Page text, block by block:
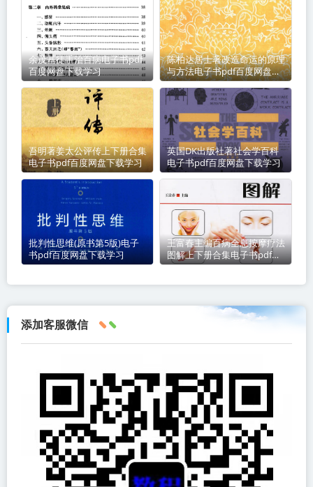
余茂基徒手治百病电子书pdf
百度网盘下载学习
陈柏达居士著改造命运的原理
与方法电子书pdf百度网盘下
载学习
吾明著姜太公评传上下册合集
电子书pdf百度网盘下载学习
英国DK出版社著社会学百科
电子书pdf百度网盘下载学习
批判性思维(原书第5版)电子
书pdf百度网盘下载学习
王富春主编百病全息按摩疗法
图解上下册合集电子书pdf百
度网盘下载学习
添加客服微信